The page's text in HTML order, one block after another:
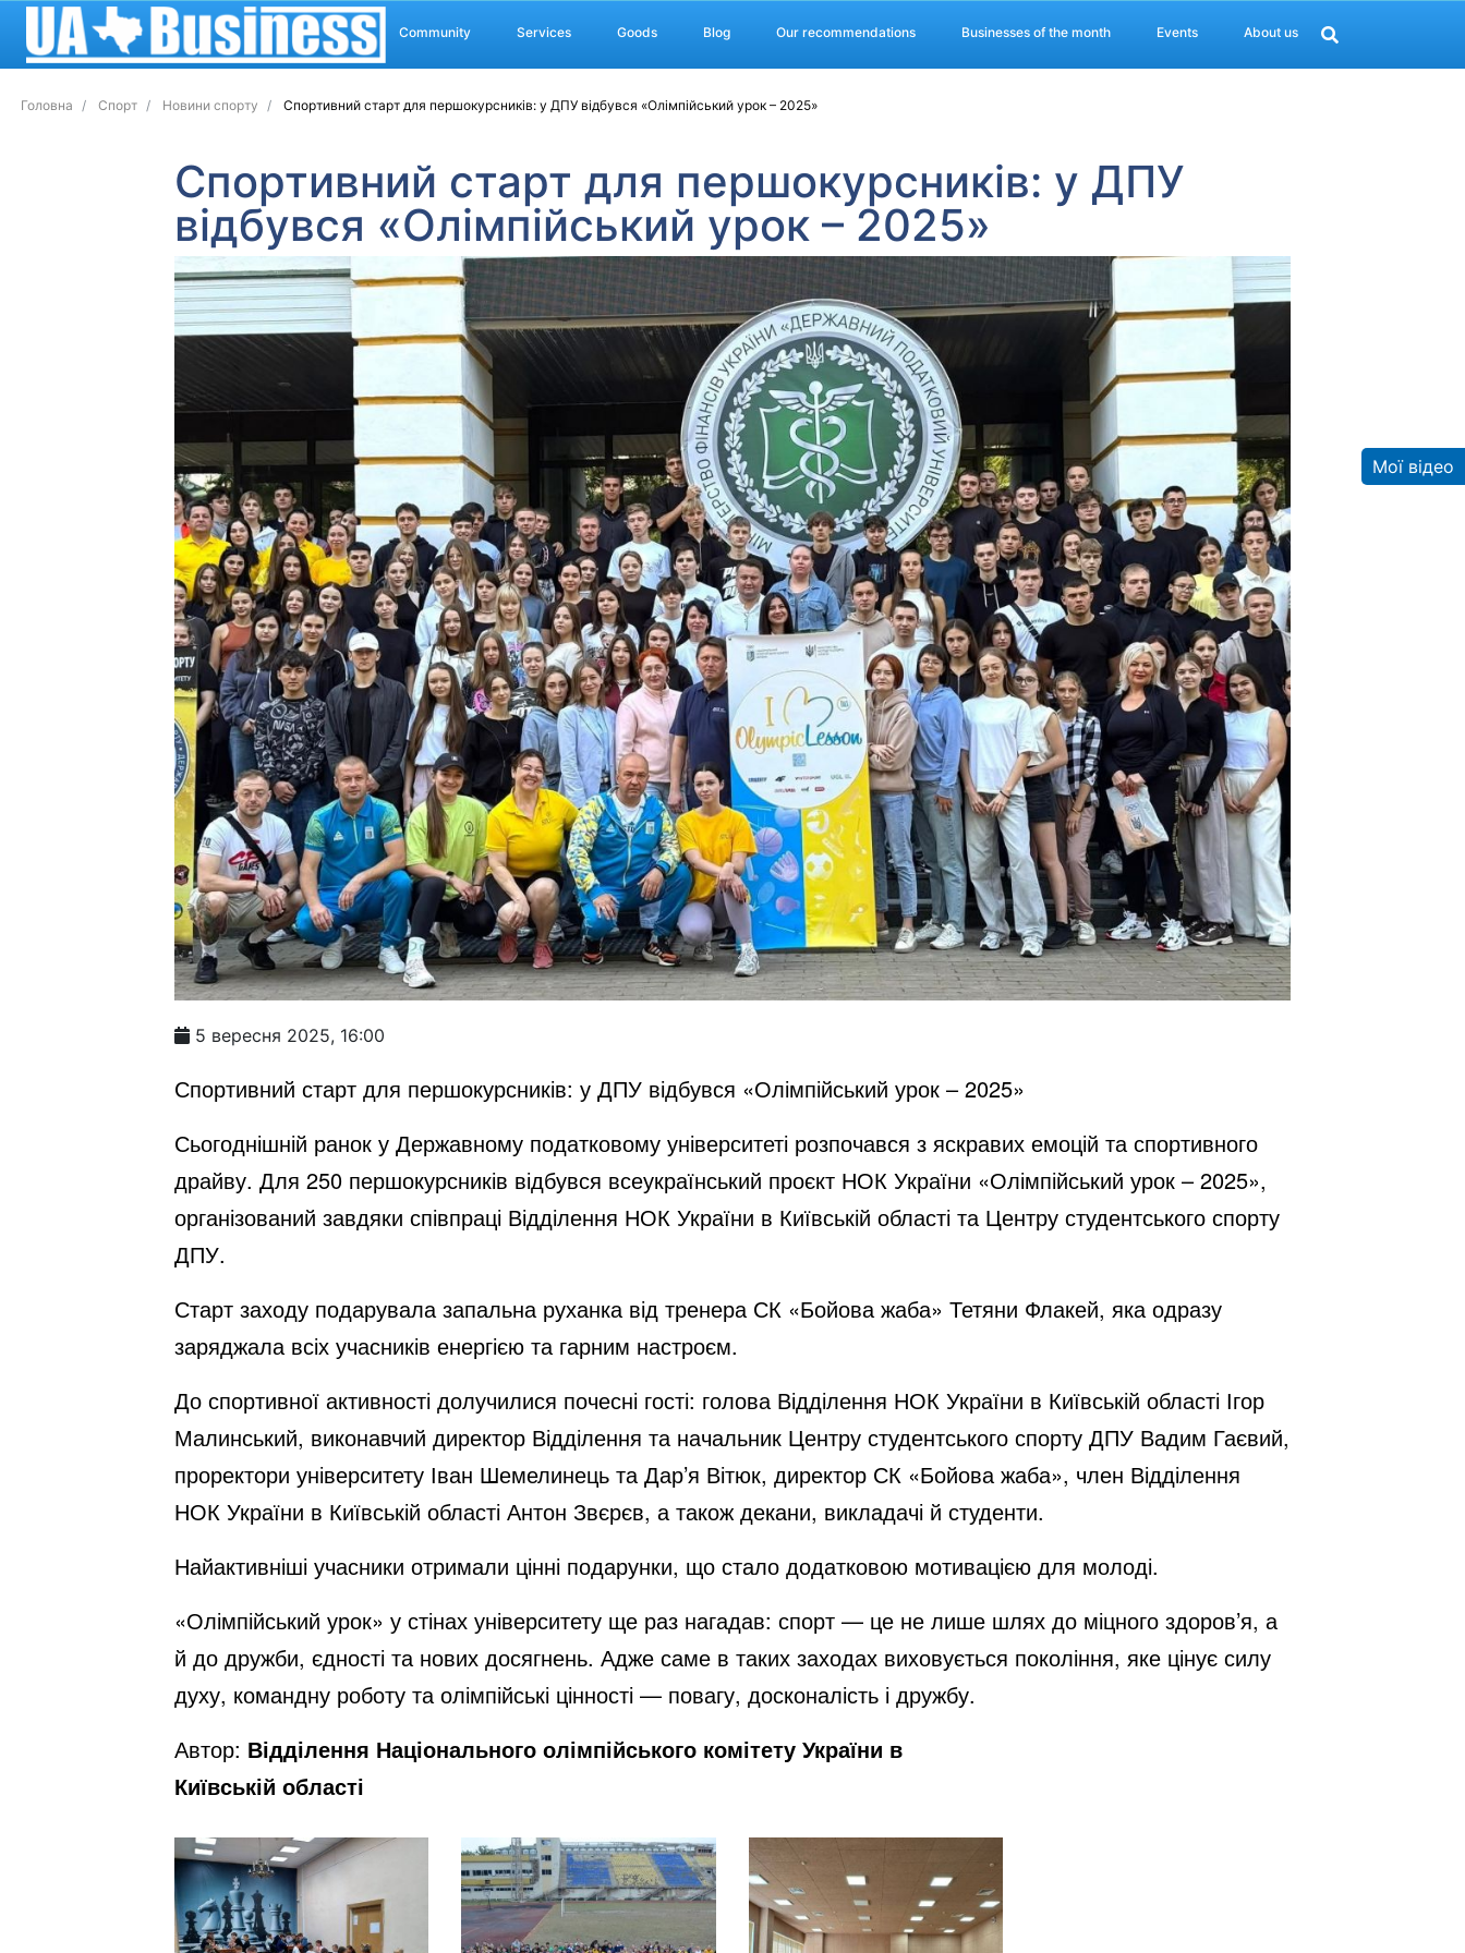
Community Services Goods Blog Our recommendations Businesses of the month Events About us
Головна Спорт Новини спорту Спортивний старт для першокурсників: у ДПУ відбувся «Олімпійський урок – 2025»
Спортивний старт для першокурсників: у ДПУ
відбувся «Олімпійський урок – 2025»
5 вересня 2025, 16:00
Спортивний старт для першокурсників: у ДПУ відбувся «Олімпійський урок – 2025»
Сьогоднішній ранок у Державному податковому університеті розпочався з яскравих емоцій та спортивного
драйву. Для 250 першокурсників відбувся всеукраїнський проєкт НОК України «Олімпійський урок – 2025»,
організований завдяки співпраці Відділення НОК України в Київській області та Центру студентського спорту
ДПУ.
Старт заходу подарувала запальна руханка від тренера СК «Бойова жаба» Тетяни Флакей, яка одразу
заряджала всіх учасників енергією та гарним настроєм.
До спортивної активності долучилися почесні гості: голова Відділення НОК України в Київській області Ігор
Малинський, виконавчий директор Відділення та начальник Центру студентського спорту ДПУ Вадим Гаєвий,
проректори університету Іван Шемелинець та Дар’я Вітюк, директор СК «Бойова жаба», член Відділення
НОК України в Київській області Антон Звєрєв, а також декани, викладачі й студенти.
Найактивніші учасники отримали цінні подарунки, що стало додатковою мотивацією для молоді.
«Олімпійський урок» у стінах університету ще раз нагадав: спорт — це не лише шлях до міцного здоров’я, а
й до дружби, єдності та нових досягнень. Адже саме в таких заходах виховується покоління, яке цінує силу
духу, командну роботу та олімпійські цінності — повагу, досконалість і дружбу.
Автор: Відділення Національного олімпійського комітету України в
Київській області
Мої відео